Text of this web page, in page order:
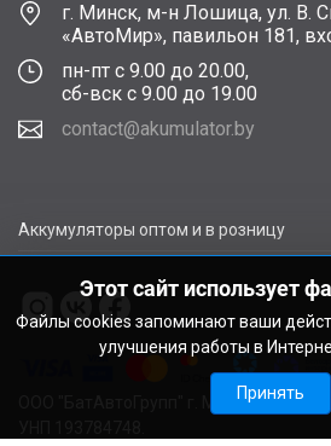
г. Минск, м-н Лошица, ул. В.
«АвтоМир», павильон 181,
пн-пт с 9.00 до 20.00,
сб-вск с 9.00 до 19.00
contact@akumulator.by
Аккумуляторы оптом и в розницу
ООО "БатАвтоГрупп" г. Минск, ул. В.
Этот сайт использует
Файлы cookies запоминают ваши
улучшения работы в
Принять